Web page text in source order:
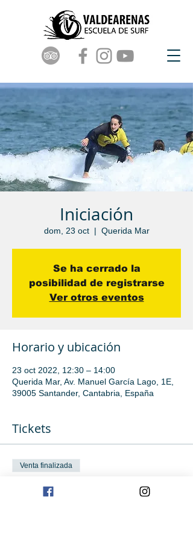
Iniciación
dom, 23 oct
  |
Querida Mar
Se ha cerrado la
posibilidad de registrarse
Ver otros eventos
Horario y ubicación
23 oct 2022, 12:30 – 14:00
Querida Mar, Av. Manuel García Lago, 1E,
39005 Santander, Cantabria, España
Tickets
Venta finalizada
Tipo de entrada